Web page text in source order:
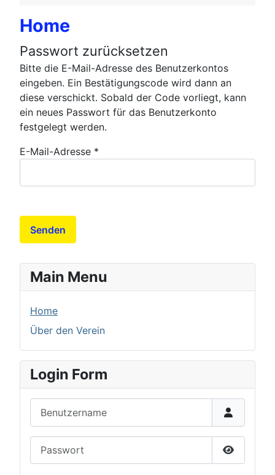
Home
Passwort zurücksetzen
Bitte die E-Mail-Adresse des Benutzerkontos
eingeben. Ein Bestätigungscode wird dann an
diese verschickt. Sobald der Code vorliegt, kann
ein neues Passwort für das Benutzerkonto
festgelegt werden.
E-Mail-Adresse *
Senden
Main Menu
Home
Über den Verein
Login Form
Passwort